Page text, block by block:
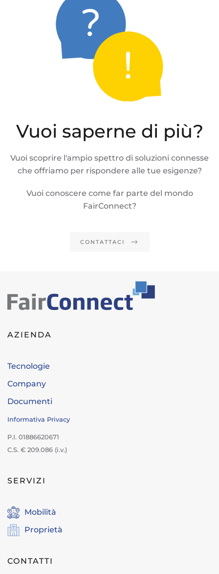
Vuoi saperne di più?
Vuoi scoprire l'ampio spettro di soluzioni connesse
che offriamo per rispondere alle tue esigenze?
Vuoi conoscere come far parte del mondo
FairConnect?
CONTATTACI
AZIENDA
Tecnologie
Company
Documenti
Informativa Privacy
P.I. 01886620671
C.S. € 209.086 (i.v.)
SERVIZI
Mobilità
Proprietà
CONTATTI